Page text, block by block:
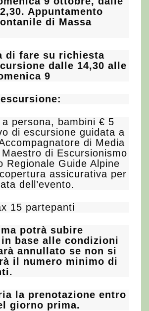
Appuntamento
di Massa
di fare su richiesta
dalle 14,30 alle
9
persona, bambini € 5
di escursione guidata a
di Media
di Escursionismo
Regionale Guide Alpine
assicurativa per
dell’evento.
15 partepanti
potrà subire
base alle condizioni
annullato se non si
il numero minimo di
la prenotazione entro
giorno prima.